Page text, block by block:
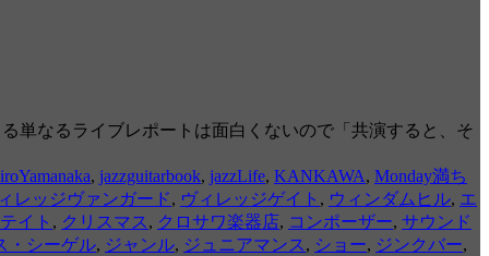
単なるライブレポートは面白くないので「共演すると、そ
, jazzguitarbook, jazzLife, KANKAWA, Monday満ち
レッジヴァンガード, ヴィレッジゲイト , ウィンダムヒル, エ
イト , クリスマス , クロサワ楽器店, コンポーザー, サウンド
・シーゲル, ジャンル, ジュニアマンス , ショー, ジンクバー,